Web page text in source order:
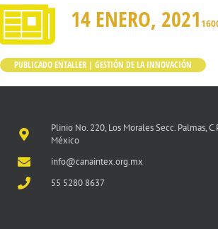
14 ENERO, 2021
PUBLICADO ENTALLER | GESTIÓN DE LA INNOVACIÓN
Plinio No. 220, Los Morales Secc. Palmas,
México
info@canaintex.org.mx
55 5280 8637